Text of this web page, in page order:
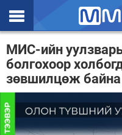
Эхлэл
Цаг агаар
Валют ханш
Улс төр
МИС-ийн
болгохоор
зөвшилцөж байна